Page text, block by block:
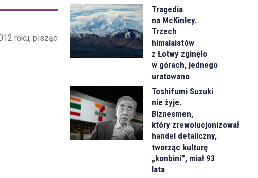
roku, pisząc
Tragedia
na McKinley.
Trzech
himalaistów
z Łotwy zginęło
w górach, jednego
uratowano
Toshifumi Suzuki
nie żyje.
Biznesmen,
który zrewolucjonizował
handel detaliczny,
tworząc kulturę
„konbini”, miał 93
lata